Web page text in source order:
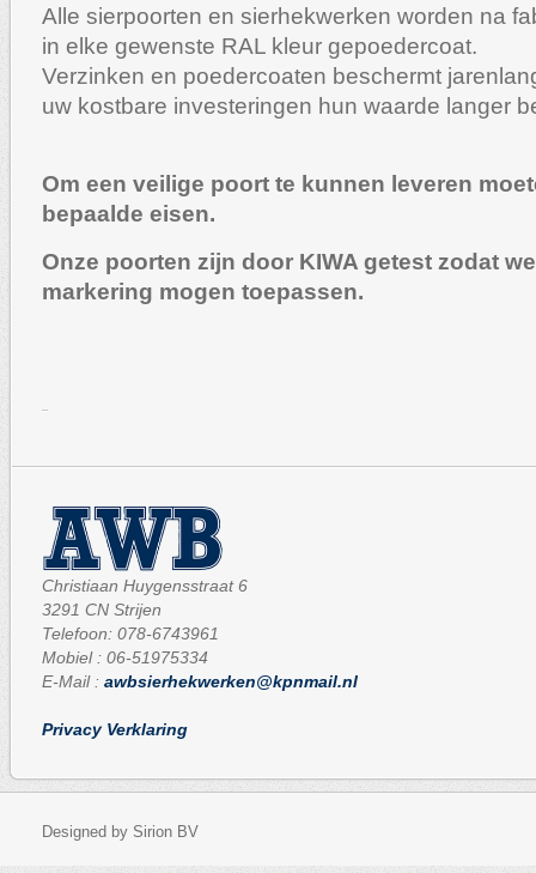
Alle sierpoorten en sierhekwerken worden na
in elke gewenste RAL kleur gepoedercoat.
Verzinken en poedercoaten beschermt
uw kostbare investeringen hun waarde langer
Om een veilige poort te kunnen leveren
bepaalde eisen.
Onze poorten zijn door KIWA getest zodat
markering mogen toepassen.
Christiaan Huygensstraat 6
3291 CN Strijen
Telefoon: 078-6743961
Mobiel : 06-51975334
E-Mail : awbsierhekwerken@kpnmail.nl
Privacy Verklaring
Designed by Sirion BV